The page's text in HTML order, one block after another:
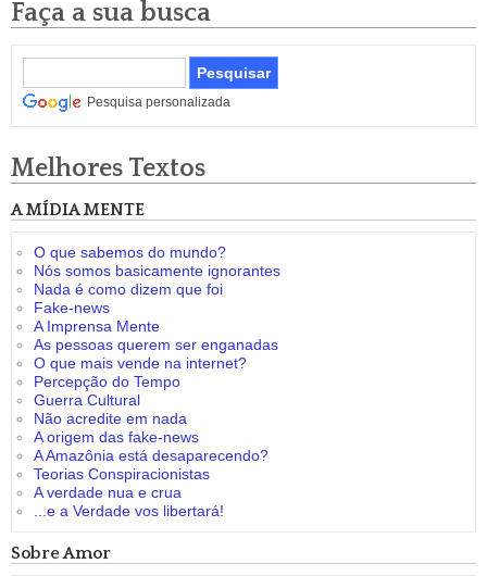
Faça a sua busca
Pesquisa personalizada
Melhores Textos
A MÍDIA MENTE
O que sabemos do mundo?
Nós somos basicamente ignorantes
Nada é como dizem que foi
Fake-news
A Imprensa Mente
As pessoas querem ser enganadas
O que mais vende na internet?
Percepção do Tempo
Guerra Cultural
Não acredite em nada
A origem das fake-news
A Amazônia está desaparecendo?
Teorias Conspiracionistas
A verdade nua e crua
...e a Verdade vos libertará!
Sobre Amor